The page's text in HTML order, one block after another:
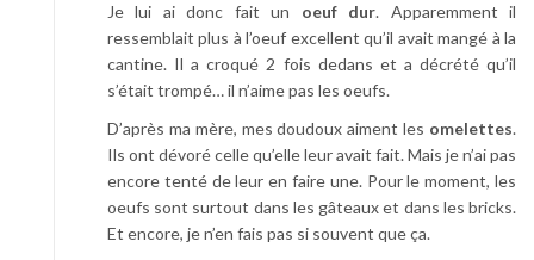
Je lui ai donc fait un oeuf dur. Apparemment il
ressemblait plus à l’oeuf excellent qu’il avait mangé à la
cantine. Il a croqué 2 fois dedans et a décrété qu’il
s’était trompé… il n’aime pas les oeufs.
D’après ma mère, mes doudoux aiment les omelettes.
Ils ont dévoré celle qu’elle leur avait fait. Mais je n’ai pas
encore tenté de leur en faire une. Pour le moment, les
oeufs sont surtout dans les gâteaux et dans les bricks.
Et encore, je n’en fais pas si souvent que ça.